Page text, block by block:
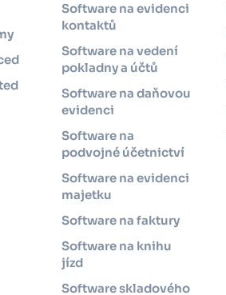
Software na evidenci
kontaktů
Software na vedení
pokladny a účtů
Software na daňovou
evidenci
Software na
podvojné účetnictví
Software na evidenci
majetku
Software na faktury
Software na knihu
jízd
Software skladového